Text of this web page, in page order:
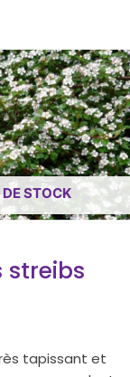
DE STOCK
tapissant et